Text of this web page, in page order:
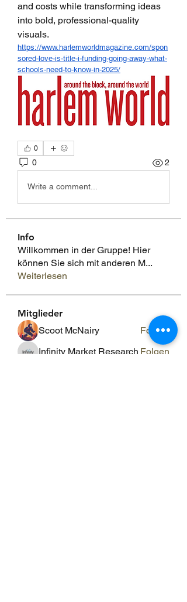
and costs while transforming ideas
into bold, professional-quality
visuals.
https://www.harlemworldmagazine.com/spon
sored-love-is-title-i-funding-going-away-what-
schools-need-to-know-in-2025/
0
0 2
Write a comment...
Info
Willkommen in der Gruppe! Hier
können Sie sich mit anderen M...
Weiterlesen
Mitglieder
Scoot McNairy
Folgen
Infinity Market Research Folgen